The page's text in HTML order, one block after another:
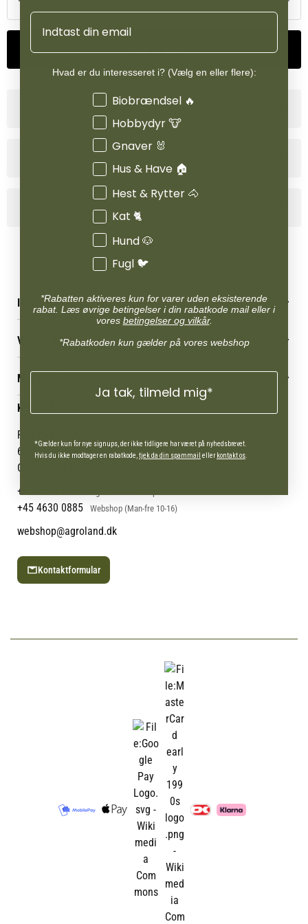
heste, der har behov for ekstra støtte til hovene. Pulverformen er
nem at blande i foderet og optages effektivt, hvilket giver en
Tilføj til kurv
Produktinformation
INFORMATION
Betingelser & vilkår
Reklamations- & fortrydelsesret
Levering & afhentning
Følg din bestilling
Persondatapolitik
Cookies
VORES BUTIK
Job
Mærker
Om os
Om Vestjyllands Andel
Blog
Ofte stillede spørgsmål
MIN KONTO
Administrer min konto
KONTAKT OS
Pantonevej 10
6580 Vamdrup
CVR: 21 38 54 84
+45 7692 2900
+45 4630 0885 Webshop (Man-fre 10-16)
webshop@agroland.dk
Kontaktformular
Email
Hvad er du interesseret i? (Vælg en eller flere):
Interesser
Biobrændsel 🔥
Hobbydyr 🐮
Gnaver 🐰
Hus & Have 🏠
Hest & Rytter 🐴
Kat 🐈
Hund 🐶
Fugl 🐦
*Rabatten aktiveres kun for varer uden eksisterende
rabat. Læs øvrige betingelser i din rabatkode mail eller i
vores betingelser og vilkår.
*Rabatkoden kun gælder på vores webshop
Ja tak, tilmeld mig*
*Gælder kun for nye signups, der ikke tidligere har været på nyhedsbrevet.
Hvis du ikke modtager en rabatkode, tjek da din spammail ellerkontakt os